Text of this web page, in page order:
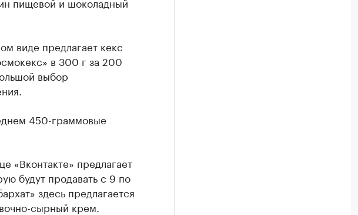
виде предлагает кекс
в 300 г за 200
выбор
450-граммовые
«Вконтакте» предлагает
будут продавать с 9 по
здесь предлагается
сырный крем.